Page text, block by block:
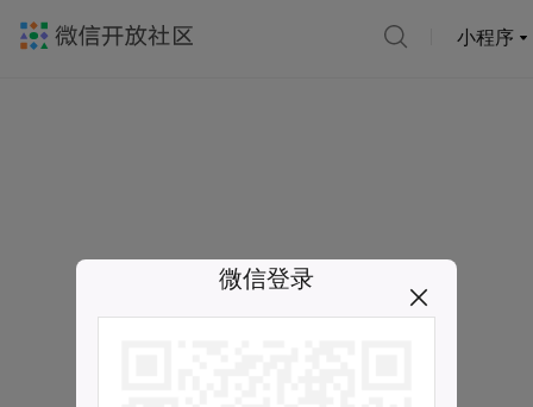
小程序
微信登录